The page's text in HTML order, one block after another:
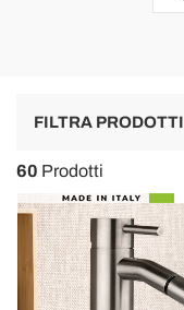
FILTRA PRODOTTI
60 Prodotti